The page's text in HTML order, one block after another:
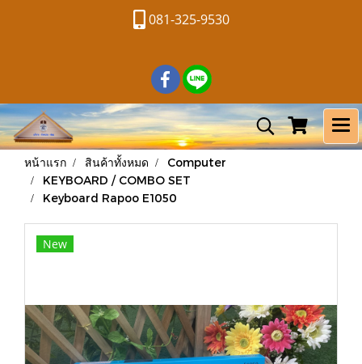
081-325-9530
หน้าแรก สินค้าทั้งหมด
Computer
KEYBOARD / COMBO SET
Keyboard Rapoo E1050
New